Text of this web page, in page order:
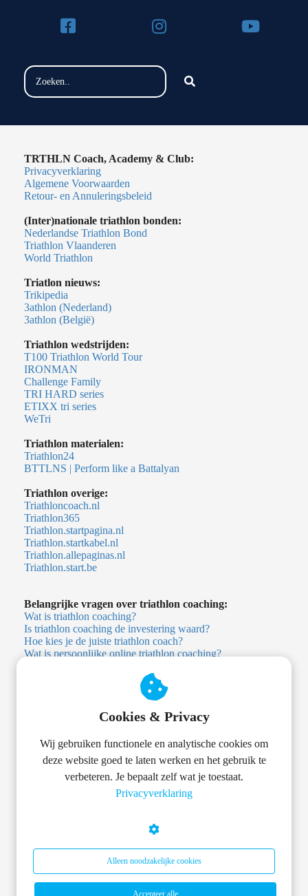
TRTHLN Coach, Academy & Club:
Privacyverklaring
Algemene Voorwaarden
Retour- en Annuleringsbeleid
(Inter)nationale triathlon bonden:
Nederlandse Triathlon Bond
Triathlon Vlaanderen
World Triathlon
Triatlon nieuws:
Trikipedia
3athlon (Nederland)
3athlon (België)
Triathlon wedstrijden:
T100 Triathlon World Tour
IRONMAN
Challenge Family
TRI HARD series
ETIXX tri series
WeTri
Triathlon materialen:
Triathlon24
BTTLNS | Perform like a Battalyan
Triathlon overige:
Triathloncoach.nl
Triathlon365
Triathlon.startpagina.nl
Triathlon.startkabel.nl
Triathlon.allepaginas.nl
Triathlon.start.be
Belangrijke vragen over triathlon coaching:
Wat is triathlon coaching?
Is triathlon coaching de investering waard?
Hoe kies je de juiste triathlon coach?
Wat is persoonlijke online triathlon coaching?
Heb ik een triathlon coach nodig?
Heb ik als beginner een triathlon coach nodig?
Wat kost een triathlon coach?
Is er een alternatief voor persoonlijke triathlon coaching?
Triathlon app versus menselijke coach: wat is het verschil?
Welke trainingsapp voor triathlon?
TRTHLN Academy
Training & Opbouw
Wedstrijd & Strategie
Cookies & Privacy
Wij gebruiken functionele en analytische cookies om
deze website goed te laten werken en het gebruik te
verbeteren. Je bepaalt zelf wat je toestaat.
Privacyverklaring
Alleen noodzakelijke cookies
Accepteer alle